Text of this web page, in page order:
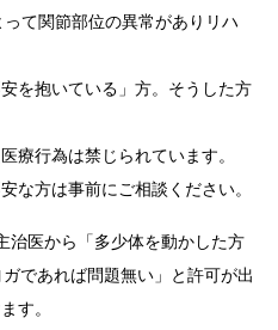
て関節部位の異常がありリハ
を抱いている」方。そうした方
療行為は禁じられています。
な方は事前にご相談ください。
治医から「多少体を動かした方
であれば問題無い」と許可が出
す。